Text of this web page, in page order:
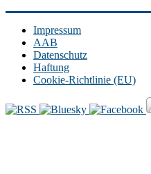
Impressum
AAB
Datenschutz
Haftung
Cookie-Richtlinie (EU)